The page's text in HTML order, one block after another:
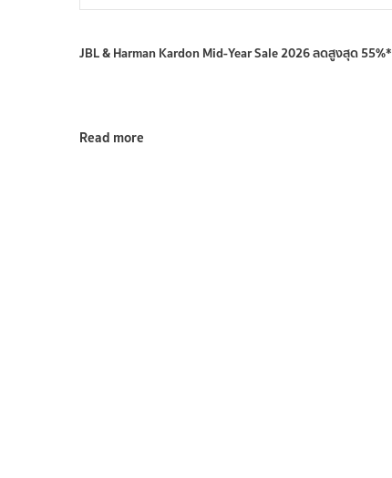
JBL & Harman Kardon Mid-Year Sale 2026 ลดสูงสุด 55%*
Read more